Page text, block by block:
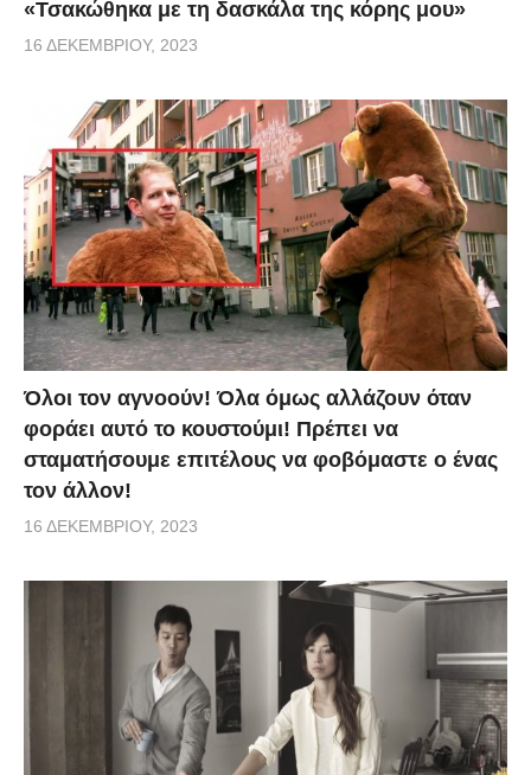
«Τσακώθηκα με τη δασκάλα της κόρης μου»
16 ΔΕΚΕΜΒΡΊΟΥ, 2023
Όλοι τον αγνοούν! Όλα όμως αλλάζουν όταν
φοράει αυτό το κουστούμι! Πρέπει να
σταματήσουμε επιτέλους να φοβόμαστε ο ένας
τον άλλον!
16 ΔΕΚΕΜΒΡΊΟΥ, 2023